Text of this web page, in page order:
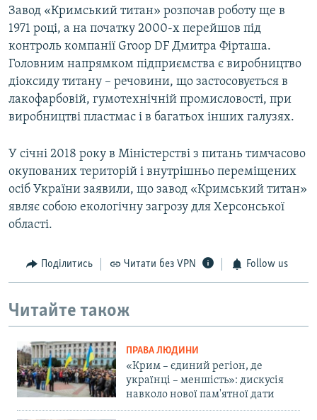
Завод «Кримський титан» розпочав роботу ще в
1971 році, а на початку 2000-х перейшов під
контроль компанії Groop DF Дмитра Фірташа.
Головним напрямком підприємства є виробництво
діоксиду титану – речовини, що застосовується в
лакофарбовій, гумотехнічній промисловості, при
виробництві пластмас і в багатьох інших галузях.
У січні 2018 року в Міністерстві з питань тимчасово
окупованих територій і внутрішньо переміщених
осіб України заявили, що завод «Кримський титан»
являє собою екологічну загрозу для Херсонської
області.
Поділитись Читати без VPN Follow us
Читайте також
ПРАВА ЛЮДИНИ
«Крим – єдиний регіон, де
українці – меншість»: дискусія
навколо нової пам'ятної дати